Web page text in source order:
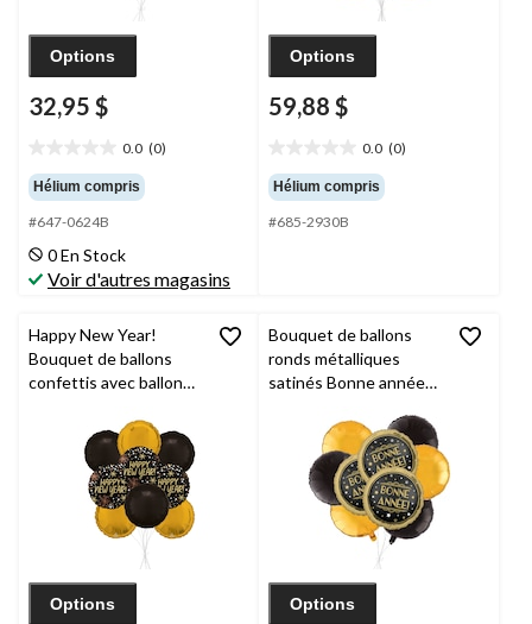
Options
32,95 $
0.0 (0)
étoile(s)
sur
5.
Hélium compris
#647-0624B
0 En Stock
Voir d'autres magasins
Options
59,88 $
0.0 (0)
étoile(s)
sur
5.
Hélium compris
#685-2930B
Happy New Year!
Bouquet de ballons
confettis avec ballons
noir/doré, paq. 9,
gonflage à l'hélium et
ruban inclus
Options
Bouquet de ballons
ronds métalliques
satinés Bonne année
métalliques, doré/noir,
paq. 9, gonflage à
l’hélium et ruban inclus,
pour veille du jour de
Options